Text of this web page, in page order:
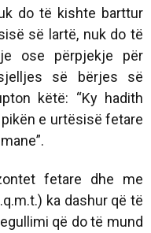
do të kishte barttur
së lartë, nuk do të
ose përpjekje për
së bërjes së
këtë: “Ky hadith
e urtësisë fetare
fetare dhe me
ka dashur që të
që do të mund